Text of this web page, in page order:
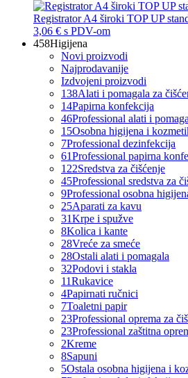
Registrator A4 široki TOP UP
3,06 € s PDV-om
458Higijena
Novi proizvodi
Najprodavanije
Izdvojeni proizvodi
138Alati i pomagala za
14Papirna konfekcija
46Professional alati i
15Osobna higijena i
7Professional dezinfekcija
61Professional papirna
122Sredstva za čišćenje
45Professional sredstva za
9Professional osobna
25Aparati za kavu
31Krpe i spužve
8Kolica i kante
28Vreće za smeće
28Ostali alati i pomagala
32Podovi i stakla
11Rukavice
4Papirnati ručnici
7Toaletni papir
23Professional oprema za
23Professional zaštitna
2Kreme
8Sapuni
5Ostala osobna higijena i